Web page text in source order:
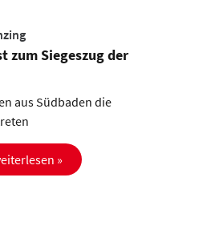
zum Siegeszug der
aus Südbaden die
»